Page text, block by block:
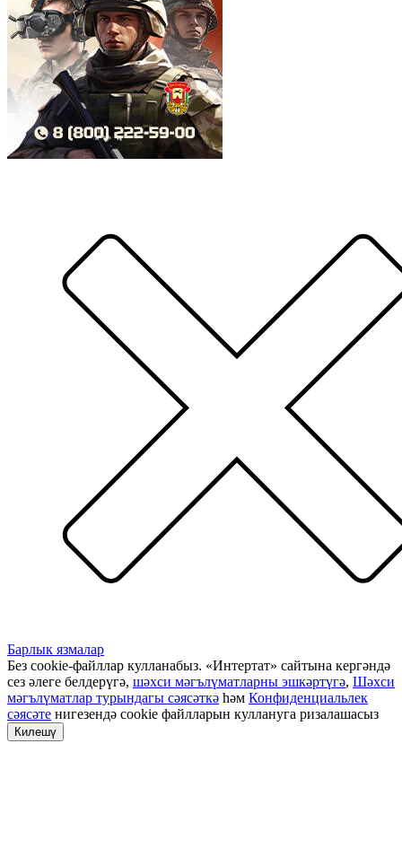
Барлык язмалар
Без cookie-файллар кулланабыз. «Интертат» сайтына кергәндә
сез әлеге белдерүгә, шәхси мәгълүматларны эшкәртүгә, Шәхси
мәгълүматлар турындагы сәясәткә һәм Конфиденциальлек
сәясәте нигезендә cookie файлларын куллануга ризалашасыз
Килешү